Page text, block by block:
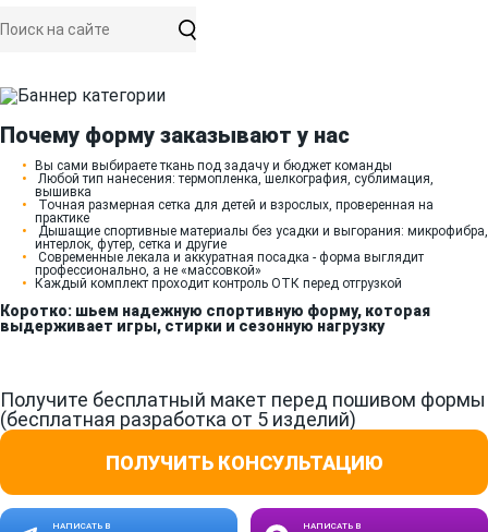
Почему форму заказывают у нас
Вы сами выбираете ткань под задачу и бюджет команды
Любой тип нанесения: термопленка, шелкография, сублимация,
вышивка
Точная размерная сетка для детей и взрослых, проверенная на
практике
Дышащие спортивные материалы без усадки и выгорания: микрофибра,
интерлок, футер, сетка и другие
Современные лекала и аккуратная посадка - форма выглядит
профессионально, а не «массовкой»
Каждый комплект проходит контроль ОТК перед отгрузкой
Коротко: шьем надежную спортивную форму, которая
выдерживает игры, стирки и сезонную нагрузку
Получите бесплатный макет перед пошивом формы
(бесплатная разработка от 5 изделий)
ПОЛУЧИТЬ КОНСУЛЬТАЦИЮ
НАПИСАТЬ В НАПИСАТЬ В